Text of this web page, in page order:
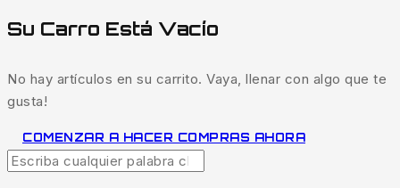
Su Carro Está Vacío
No hay artículos en su carrito. Vaya, llenar con algo que te
gusta!
COMENZAR A HACER COMPRAS AHORA